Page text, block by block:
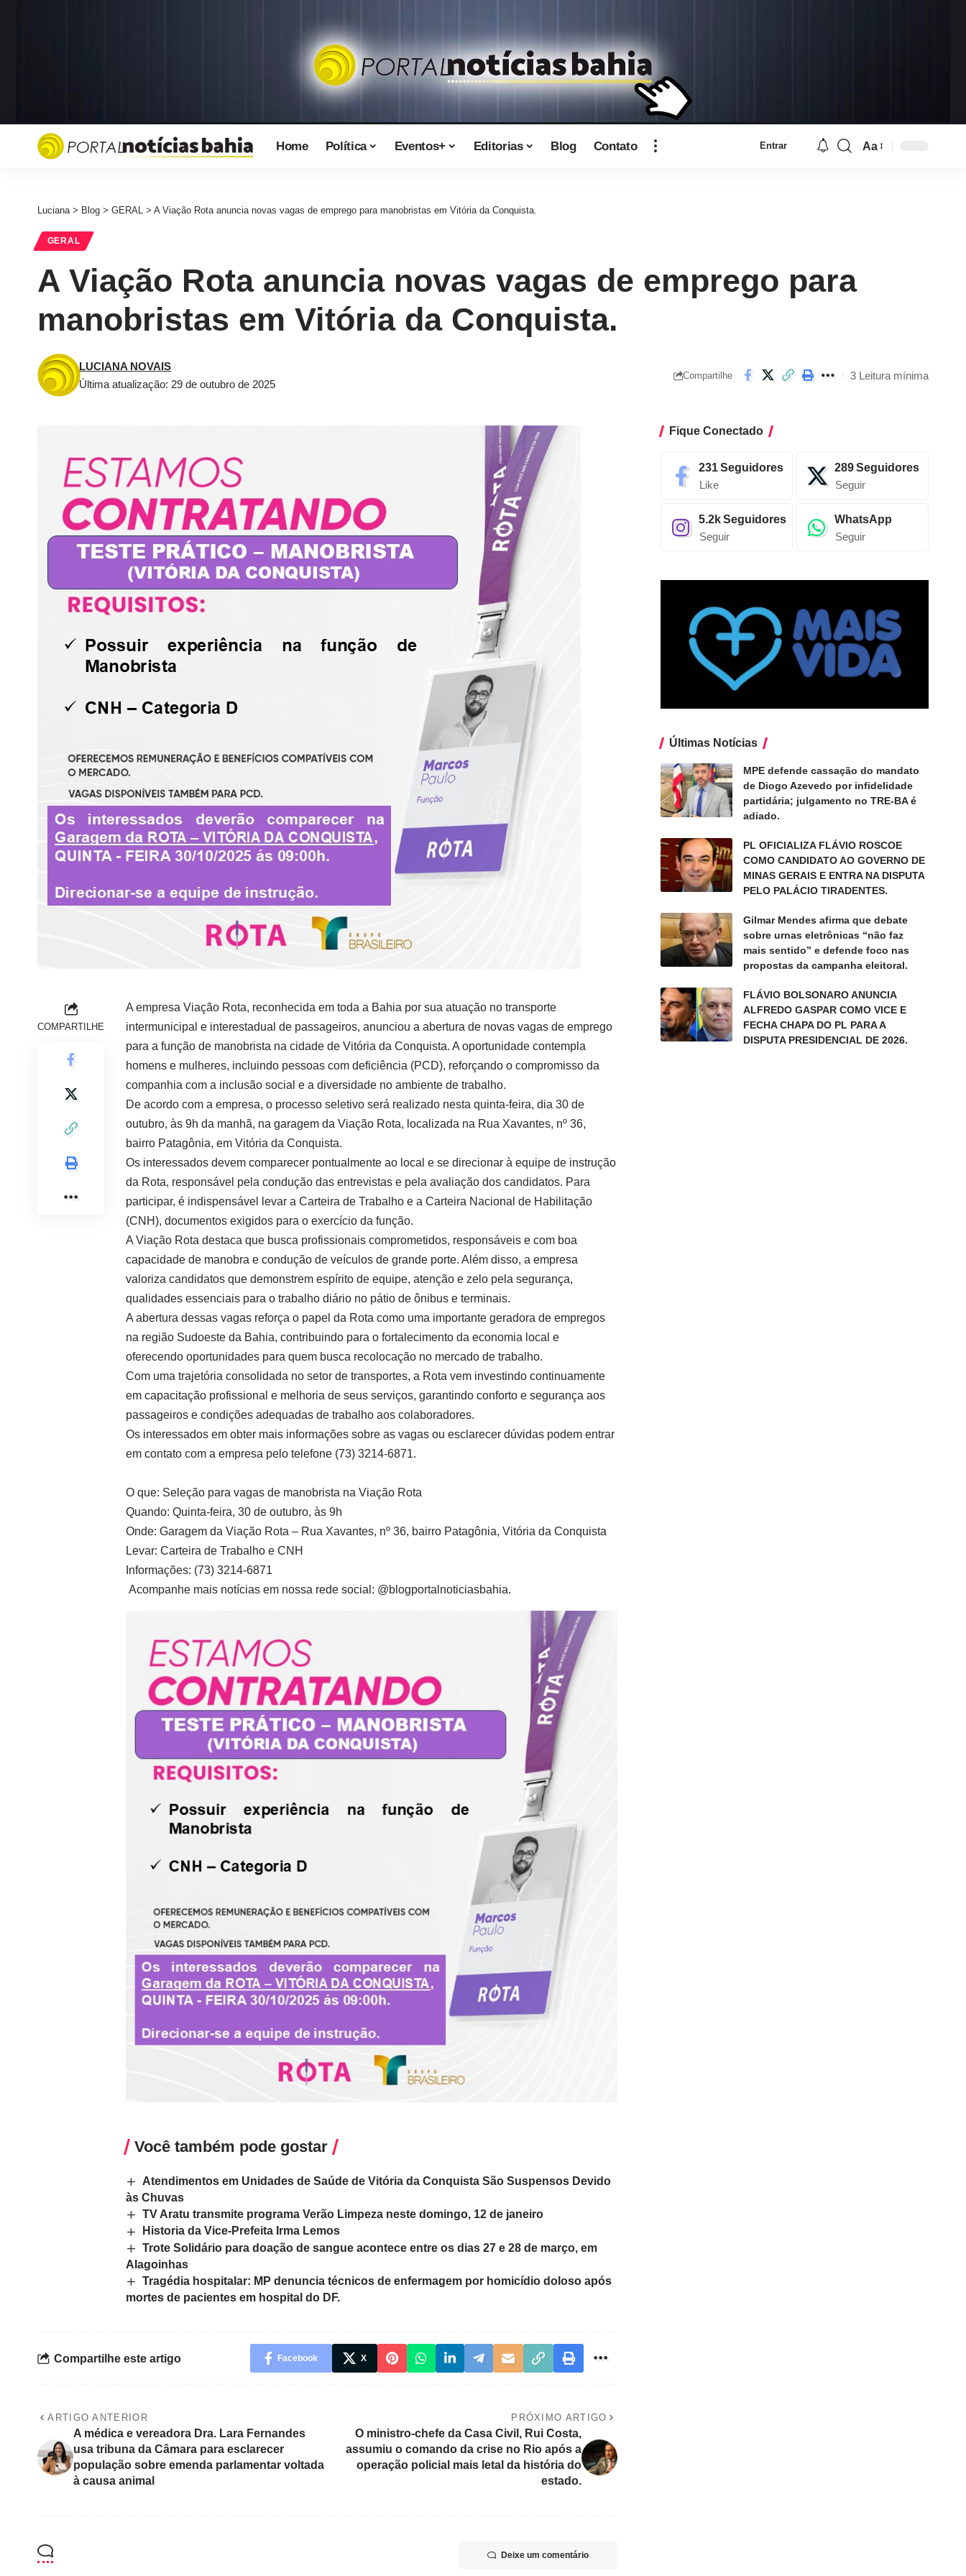
Home Política Eventos+ Editorias Blog Contato Entrar Aa
Luciana> Blog > GERAL > A Viação Rota anuncia novas vagas de emprego para manobristas em Vitória da Conquista.
GERAL
A Viação Rota anuncia novas vagas de emprego para
manobristas em Vitória da Conquista.
Última atualização: 29 de outubro de 2025
LUCIANA NOVAIS
Compartilhe 3 Leitura mínima
COMPARTILHE
A empresa Viação Rota, reconhecida em toda a Bahia por sua atuação no transporte
intermunicipal e interestadual de passageiros, anunciou a abertura de novas vagas de emprego
para a função de manobrista na cidade de Vitória da Conquista. A oportunidade contempla
homens e mulheres, incluindo pessoas com deficiência (PCD), reforçando o compromisso da
companhia com a inclusão social e a diversidade no ambiente de trabalho.
De acordo com a empresa, o processo seletivo será realizado nesta quinta-feira, dia 30 de
outubro, às 9h da manhã, na garagem da Viação Rota, localizada na Rua Xavantes, nº 36,
bairro Patagônia, em Vitória da Conquista.
Os interessados devem comparecer pontualmente ao local e se direcionar à equipe de instrução
da Rota, responsável pela condução das entrevistas e pela avaliação dos candidatos. Para
participar, é indispensável levar a Carteira de Trabalho e a Carteira Nacional de Habilitação
(CNH), documentos exigidos para o exercício da função.
A Viação Rota destaca que busca profissionais comprometidos, responsáveis e com boa
capacidade de manobra e condução de veículos de grande porte. Além disso, a empresa
valoriza candidatos que demonstrem espírito de equipe, atenção e zelo pela segurança,
qualidades essenciais para o trabalho diário no pátio de ônibus e terminais.
A abertura dessas vagas reforça o papel da Rota como uma importante geradora de empregos
na região Sudoeste da Bahia, contribuindo para o fortalecimento da economia local e
oferecendo oportunidades para quem busca recolocação no mercado de trabalho.
Com uma trajetória consolidada no setor de transportes, a Rota vem investindo continuamente
em capacitação profissional e melhoria de seus serviços, garantindo conforto e segurança aos
passageiros e condições adequadas de trabalho aos colaboradores.
Os interessados em obter mais informações sobre as vagas ou esclarecer dúvidas podem entrar
em contato com a empresa pelo telefone (73) 3214-6871.
O que: Seleção para vagas de manobrista na Viação Rota
Quando: Quinta-feira, 30 de outubro, às 9h
Onde: Garagem da Viação Rota – Rua Xavantes, nº 36, bairro Patagônia, Vitória da Conquista
Levar: Carteira de Trabalho e CNH
Informações: (73) 3214-6871
Acompanhe mais notícias em nossa rede social: @blogportalnoticiasbahia.
Você também pode gostar
Atendimentos em Unidades de Saúde de Vitória da Conquista São Suspensos Devido
às Chuvas
TV Aratu transmite programa Verão Limpeza neste domingo, 12 de janeiro
Historia da Vice-Prefeita Irma Lemos
Trote Solidário para doação de sangue acontece entre os dias 27 e 28 de março, em
Alagoinhas
Tragédia hospitalar: MP denuncia técnicos de enfermagem por homicídio doloso após
mortes de pacientes em hospital do DF.
Compartilhe este artigo Facebook X
ARTIGO ANTERIOR
A médica e vereadora Dra. Lara Fernandes
usa tribuna da Câmara para esclarecer
população sobre emenda parlamentar voltada
à causa animal
PRÓXIMO ARTIGO
O ministro-chefe da Casa Civil, Rui Costa,
assumiu o comando da crise no Rio após a
operação policial mais letal da história do
estado.
Deixe um comentário
Fique Conectado
231Seguidores
Like
289Seguidores
Seguir
5.2kSeguidores
Seguir
WhatsApp
Seguir
Últimas Notícias
MPE defende cassação do mandato
de Diogo Azevedo por infidelidade
partidária; julgamento no TRE-BA é
adiado.
PL OFICIALIZA FLÁVIO ROSCOE
COMO CANDIDATO AO GOVERNO DE
MINAS GERAIS E ENTRA NA DISPUTA
PELO PALÁCIO TIRADENTES.
Gilmar Mendes afirma que debate
sobre urnas eletrônicas “não faz
mais sentido” e defende foco nas
propostas da campanha eleitoral.
FLÁVIO BOLSONARO ANUNCIA
ALFREDO GASPAR COMO VICE E
FECHA CHAPA DO PL PARA A
DISPUTA PRESIDENCIAL DE 2026.